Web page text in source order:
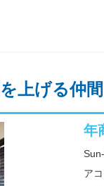
上げる仲
年
ア